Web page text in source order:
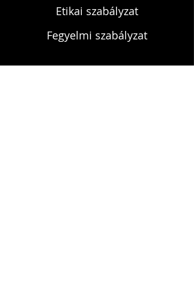
Etikai szabályzat
Fegyelmi szabályzat